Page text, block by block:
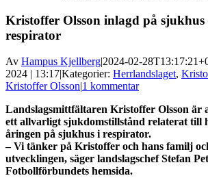
Kristoffer Olsson inlagd på sjukhus
respirator
Av Hampus Kjellberg|2024-02-
2024 | 13:17|Kategorier: Herrlandslaget,
Kristoffer Olsson|1 kommentar
Landslagsmittfältaren Kristoffer Olsson är
ett allvarligt sjukdomstillstånd relaterat till
åringen på sjukhus i respirator.
– Vi tänker på Kristoffer och hans familj
utvecklingen, säger landslagschef Stefan
Fotbollförbundets hemsida.